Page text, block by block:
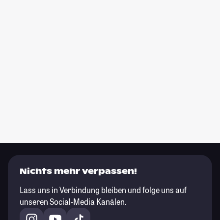
Nichts mehr verpassen!
Lass uns in Verbindung bleiben und folge uns auf
unseren Social-Media Kanälen.